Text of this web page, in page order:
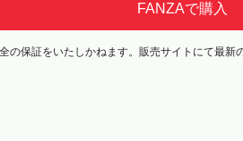
FANZAで購入
の保証をいたしかねます。販売サイトにて最新